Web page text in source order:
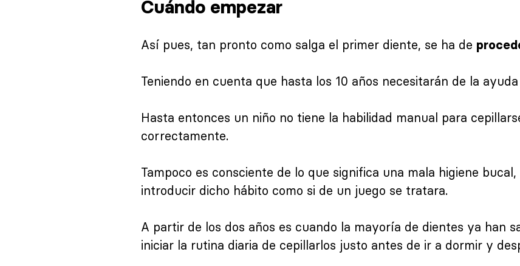
Cuándo empezar
Así pues, tan pronto como salga el primer diente, se ha de
Teniendo en cuenta que hasta los 10 años necesitarán de la
Hasta entonces un niño no tiene la habilidad manual para
correctamente.
Tampoco es consciente de lo que significa una mala higiene
introducir dicho hábito como si de un juego se tratara.
A partir de los dos años es cuando la mayoría de dientes ya han
iniciar la rutina diaria de cepillarlos justo antes de ir a dormir y